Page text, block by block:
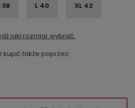
38 L 40 XL 42
jaki rozmiar wybrać.
kupić także poprzez: